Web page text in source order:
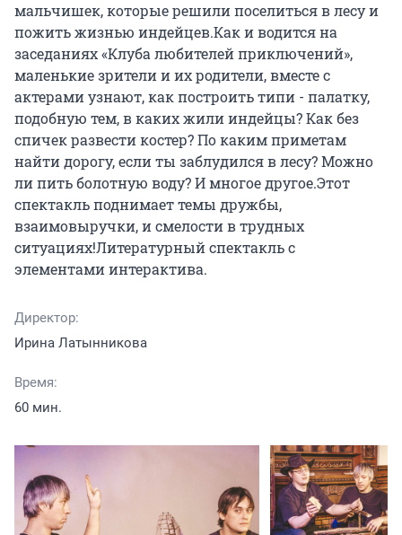
мальчишек, которые решили поселиться в лесу и
пожить жизнью индейцев.Как и водится на
заседаниях «Клуба любителей приключений»,
маленькие зрители и их родители, вместе с
актерами узнают, как построить типи - палатку,
подобную тем, в каких жили индейцы? Как без
спичек развести костер? По каким приметам
найти дорогу, если ты заблудился в лесу? Можно
ли пить болотную воду? И многое другое.Этот
спектакль поднимает темы дружбы,
взаимовыручки, и смелости в трудных
ситуациях!Литературный спектакль с
элементами интерактива.
Директор:
Ирина Латынникова
Время:
60 мин.